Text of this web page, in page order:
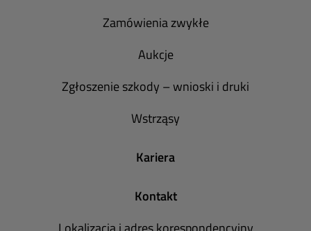
Zamówienia zwykłe
Aukcje
Zgłoszenie szkody – wnioski i druki
Wstrząsy
Kariera
Kontakt